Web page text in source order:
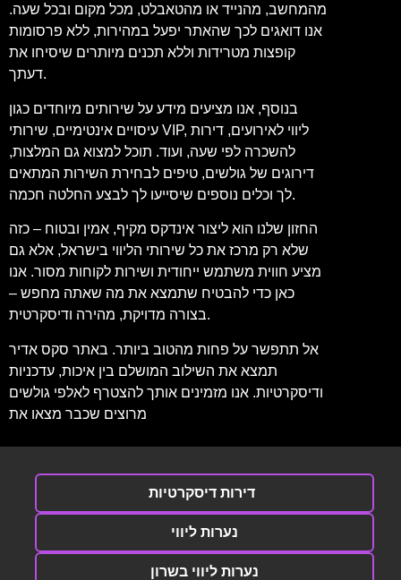
מהמחשב, מהנייד או מהטאבלט, מכל מקום ובכל שעה.
אנו דואגים לכך שהאתר יפעל במהירות, ללא פרסומות
קופצות מטרידות וללא תכנים מיותרים שיסיחו את
דעתך.
בנוסף, אנו מציעים מידע על שירותים מיוחדים כגון
עיסויים אינטימיים, שירותי VIP, ליווי לאירועים, דירות
להשכרה לפי שעה, ועוד. תוכל למצוא גם המלצות,
דירוגים של גולשים, טיפים לבחירת השירות המתאים
לך וכלים נוספים שיסייעו לך לבצע החלטה חכמה.
החזון שלנו הוא ליצור אינדקס מקיף, אמין ובטוח – כזה
שלא רק מרכז את כל שירותי הליווי בישראל, אלא גם
מציע חווית משתמש ייחודית ושירות לקוחות מסור. אנו
כאן כדי להבטיח שתמצא את מה שאתה מחפש –
בצורה מדויקת, מהירה ודיסקרטית.
אל תתפשר על פחות מהטוב ביותר. באתר סקס אדיר
תמצא את השילוב המושלם בין איכות, עדכניות
ודיסקרטיות. אנו מזמינים אותך להצטרף לאלפי גולשים
מרוצים שכבר מצאו את
דירות דיסקרטיות
נערות ליווי
נערות ליווי בשרון